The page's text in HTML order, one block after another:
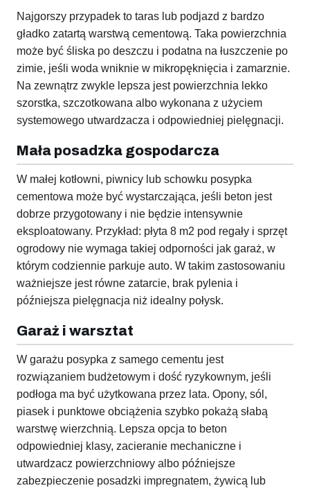
Najgorszy przypadek to taras lub podjazd z bardzo
gładko zatartą warstwą cementową. Taka powierzchnia
może być śliska po deszczu i podatna na łuszczenie po
zimie, jeśli woda wniknie w mikropęknięcia i zamarznie.
Na zewnątrz zwykle lepsza jest powierzchnia lekko
szorstka, szczotkowana albo wykonana z użyciem
systemowego utwardzacza i odpowiedniej pielęgnacji.
Mała posadzka gospodarcza
W małej kotłowni, piwnicy lub schowku posypka
cementowa może być wystarczająca, jeśli beton jest
dobrze przygotowany i nie będzie intensywnie
eksploatowany. Przykład: płyta 8 m2 pod regały i sprzęt
ogrodowy nie wymaga takiej odporności jak garaż, w
którym codziennie parkuje auto. W takim zastosowaniu
ważniejsze jest równe zatarcie, brak pylenia i
późniejsza pielęgnacja niż idealny połysk.
Garaż i warsztat
W garażu posypka z samego cementu jest
rozwiązaniem budżetowym i dość ryzykownym, jeśli
podłoga ma być użytkowana przez lata. Opony, sól,
piasek i punktowe obciążenia szybko pokażą słabą
warstwę wierzchnią. Lepsza opcja to beton
odpowiedniej klasy, zacieranie mechaniczne i
utwardzacz powierzchniowy albo późniejsze
zabezpieczenie posadzki impregnatem, żywicą lub